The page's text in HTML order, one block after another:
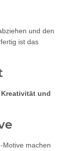
und den
ist das
Kreativität und
Motive machen